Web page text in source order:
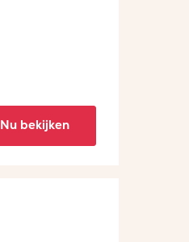
Nu bekijken